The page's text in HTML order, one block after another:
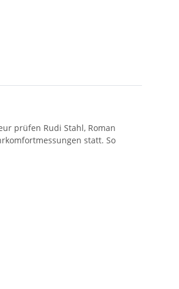
prüfen Rudi Stahl, Roman
statt. So